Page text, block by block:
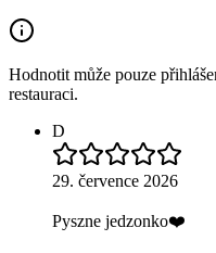
Hodnotit může pouze
restauraci.
D
29. července 2026
Pyszne jedzonko❤️